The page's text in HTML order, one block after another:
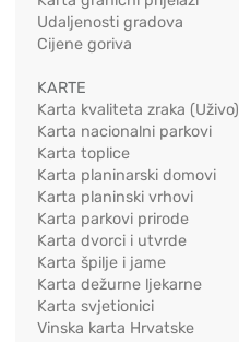
Udaljenosti gradova
Cijene goriva
KARTE
Karta kvaliteta zraka (Uživo)
Karta nacionalni parkovi
Karta toplice
Karta planinarski domovi
Karta planinski vrhovi
Karta parkovi prirode
Karta dvorci i utvrde
Karta špilje i jame
Karta dežurne ljekarne
Karta svjetionici
Vinska karta Hrvatske